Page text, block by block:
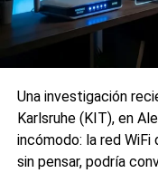
laborales. El
y los horarios
se organiza la
A esto se suma la
domicilio, que han
comida de forma
potencial.
Una investigación
Karlsruhe (KIT), en
incómodo: la red WiFi
sin pensar, podría